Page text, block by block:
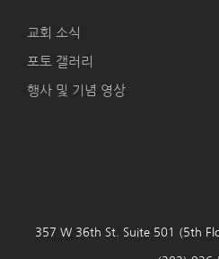
교회 소식
포토 갤러리
행사 및 기념 영상
357 W 36th St. Suite 501 (5th